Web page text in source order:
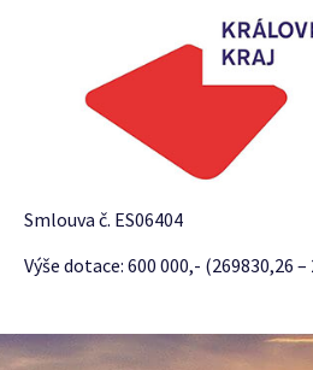
Smlouva č. ES06404
Výše dotace: 600 000,- (269830,26 –